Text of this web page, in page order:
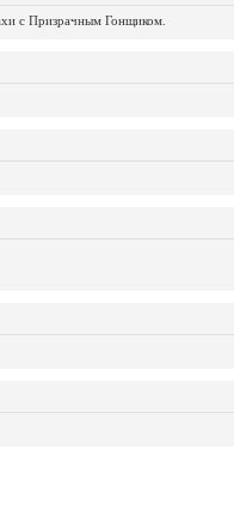
с Призрачным Гонщиком.